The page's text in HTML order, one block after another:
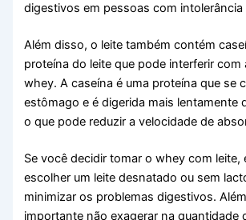
digestivos em pessoas com intolerância
Além disso, o leite também contém
proteína do leite que pode interferir com
whey. A caseína é uma proteína que se
estômago e é digerida mais lentamente
o que pode reduzir a velocidade de
Se você decidir tomar o whey com leite,
escolher um leite desnatado ou sem
minimizar os problemas digestivos.
importante não exagerar na quantidade